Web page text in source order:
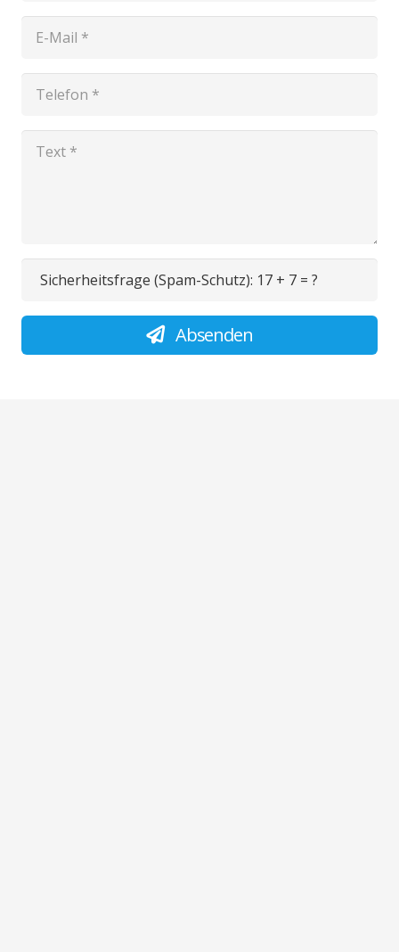
Sicherheitsfrage (Spam-Schutz): 17 + 7 = ?
Absenden